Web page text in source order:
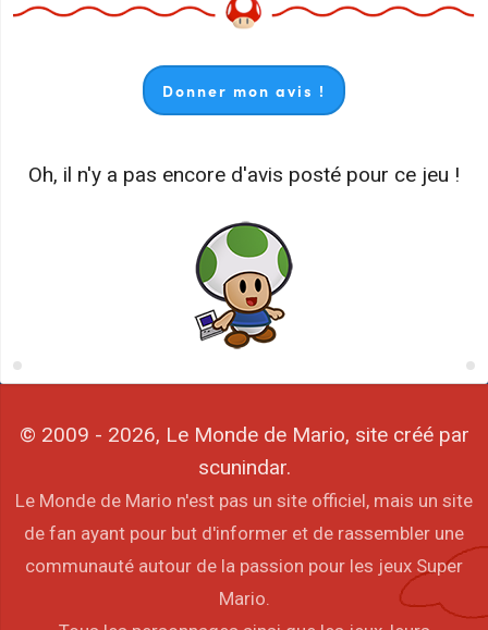
Donner mon avis !
Oh, il n'y a pas encore d'avis posté pour ce jeu !
© 2009 - 2026, Le Monde de Mario, site créé par
scunindar.
Le Monde de Mario n'est pas un site officiel, mais un site
de fan ayant pour but d'informer et de rassembler une
communauté autour de la passion pour les jeux Super
Mario.